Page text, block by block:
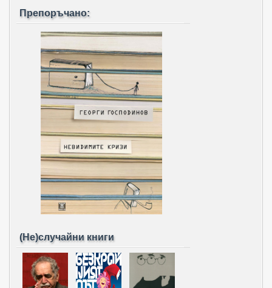
Препоръчано:
(Не)случайни книги